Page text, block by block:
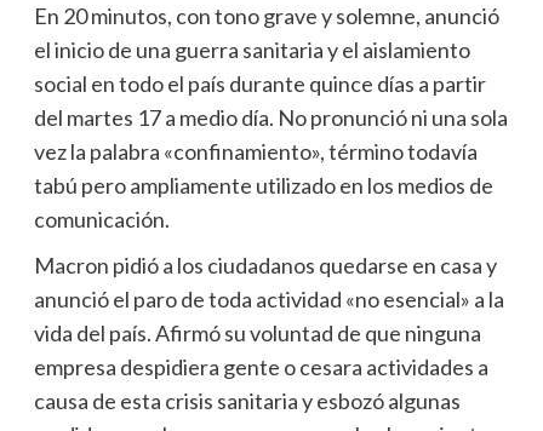
En 20 minutos, con tono grave y solemne, anunció
el inicio de una guerra sanitaria y el aislamiento
social en todo el país durante quince días a partir
del martes 17 a medio día. No pronunció ni una sola
vez la palabra «confinamiento», término todavía
tabú pero ampliamente utilizado en los medios de
comunicación.
Macron pidió a los ciudadanos quedarse en casa y
anunció el paro de toda actividad «no esencial» a la
vida del país. Afirmó su voluntad de que ninguna
empresa despidiera gente o cesara actividades a
causa de esta crisis sanitaria y esbozó algunas